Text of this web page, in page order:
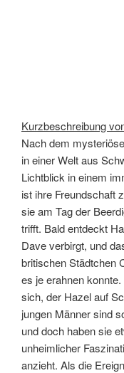
Kurzbeschreibung
Nach dem
in einer Welt aus
Lichtblick in einem
ist ihre Freundschaft
sie am Tag der
trifft. Bald entdeckt
Dave verbirgt, und
britischen Städtchen
es je erahnen
sich, der Hazel auf
jungen Männer sind
und doch haben sie
unheimlicher
anzieht. Als die